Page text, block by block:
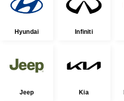
Hyundai Infiniti
Jeep Kia